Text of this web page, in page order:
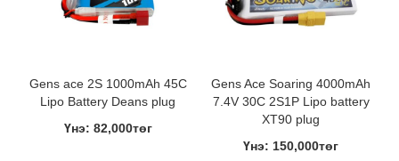
Gens ace 2S 1000mAh 45C
Lipo Battery Deans plug
Үнэ: 82,000төг
Gens Ace Soaring 4000mAh
7.4V 30C 2S1P Lipo battery
XT90 plug
Үнэ: 150,000төг